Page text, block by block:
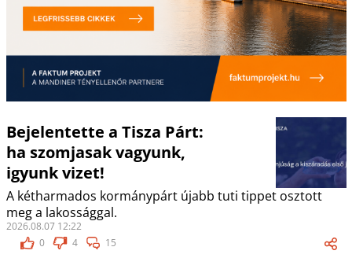
Bejelentette a Tisza Párt:
ha szomjasak vagyunk,
igyunk vizet!
A kétharmados kormánypárt újabb tuti tippet osztott
meg a lakossággal.
2026.08.07 12:22
0
4 15